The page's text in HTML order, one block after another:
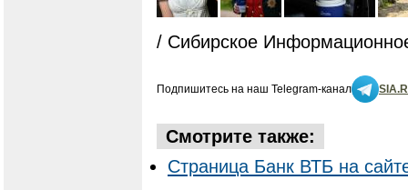
/ Сибирское
Подпишитесь на наш Telegram-канал
Смотрите также:
Страница Банк ВТБ на